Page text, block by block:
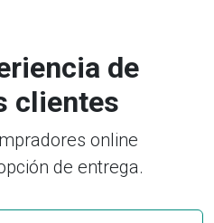
de
clientes
online
de entrega.